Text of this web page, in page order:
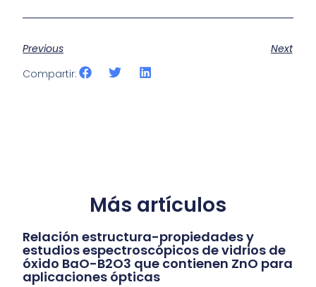
Previous
Next
Compartir:
Más artículos
Relación estructura-propiedades y
estudios espectroscópicos de vidrios de
óxido BaO-B2O3 que contienen ZnO para
aplicaciones ópticas